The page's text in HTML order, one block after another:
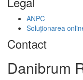
ANPC
Soluționarea
Contact
Danibrum